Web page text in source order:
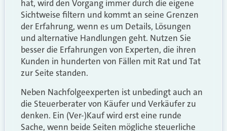
hat, wird den Vorgang immer durch die eigene
Sichtweise filtern und kommt an seine Grenzen
der Erfahrung, wenn es um Details, Lösungen
und alternative Handlungen geht. Nutzen Sie
besser die Erfahrungen von Experten, die ihren
Kunden in hunderten von Fällen mit Rat und Tat
zur Seite standen.
Neben Nachfolgeexperten ist unbedingt auch an
die Steuerberater von Käufer und Verkäufer zu
denken. Ein (Ver-)Kauf wird erst eine runde
Sache, wenn beide Seiten mögliche steuerliche